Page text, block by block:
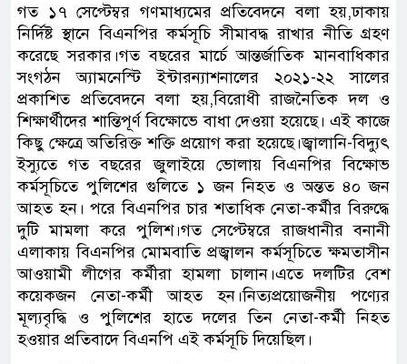
গত ১৭ সেপ্টেম্বর গণমাধ্যমের প্রতিবেদনে বলা হয়,ঢাকায়
নির্দিষ্ট স্থানে বিএনপির কর্মসূচি সীমাবদ্ধ রাখার নীতি গ্রহণ
করেছে সরকার।গত বছরের মার্চে আন্তর্জাতিক মানবাধিকার
সংগঠন অ্যামনেস্টি ইন্টারন্যাশনালের ২০২১-২২ সালের
প্রকাশিত প্রতিবেদনে বলা হয়,বিরোধী রাজনৈতিক দল ও
শিক্ষার্থীদের শান্তিপূর্ণ বিক্ষোভে বাধা দেওয়া হয়েছে। এই কাজে
কিছু ক্ষেত্রে অতিরিক্ত শক্তি প্রয়োগ করা হয়েছে।জ্বালানি-বিদ্যুৎ
ইস্যুতে গত বছরের জুলাইয়ে ভোলায় বিএনপির বিক্ষোভ
কর্মসূচিতে পুলিশের গুলিতে ১ জন নিহত ও অন্তত ৪০ জন
আহত হন। পরে বিএনপির চার শতাধিক নেতা-কর্মীর বিরুদ্ধে
দুটি মামলা করে পুলিশ।গত সেপ্টেম্বরে রাজধানীর বনানী
এলাকায় বিএনপির মোমবাতি প্রজ্বালন কর্মসূচিতে ক্ষমতাসীন
আওয়ামী লীগের কর্মীরা হামলা চালান।এতে দলটির বেশ
কয়েকজন নেতা-কর্মী আহত হন।নিত্যপ্রয়োজনীয় পণ্যের
মূল্যবৃদ্ধি ও পুলিশের হাতে দলের তিন নেতা-কর্মী নিহত
হওয়ার প্রতিবাদে বিএনপি এই কর্মসূচি দিয়েছিল।